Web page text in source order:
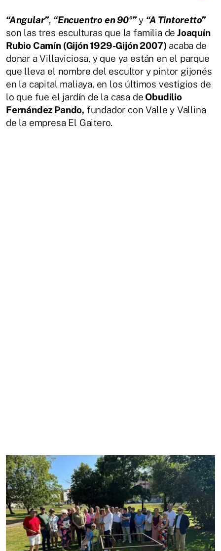
“Angular”, “Encuentro en 90º”y “A Tintoretto”
son las tres esculturas que la familia de Joaquín
Rubio Camín (Gijón 1929-Gijón 2007) acaba de
donar a Villaviciosa, y que ya están en el parque
que lleva el nombre del escultor y pintor gijonés
en la capital maliaya, en los últimos vestigios de
lo que fue el jardín de la casa de Obudilio
Fernández Pando, fundador con Valle y Vallina
de la empresa El Gaitero.